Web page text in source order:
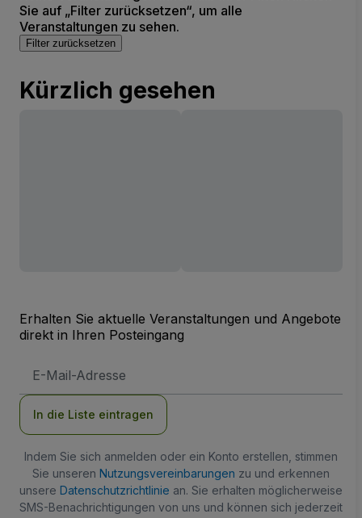
Sie auf „Filter zurücksetzen“, um alle
Veranstaltungen zu sehen.
Filter zurücksetzen
Kürzlich gesehen
Erhalten Sie aktuelle Veranstaltungen und Angebote
direkt in Ihren Posteingang
Mail-
In die Liste eintragen
Indem Sie sich anmelden oder ein Konto erstellen, stimmen
Sie unseren Nutzungsvereinbarungen zu und erkennen
unsere Datenschutzrichtlinie an. Sie erhalten möglicherweise
SMS-Benachrichtigungen von uns und können sich jederzeit